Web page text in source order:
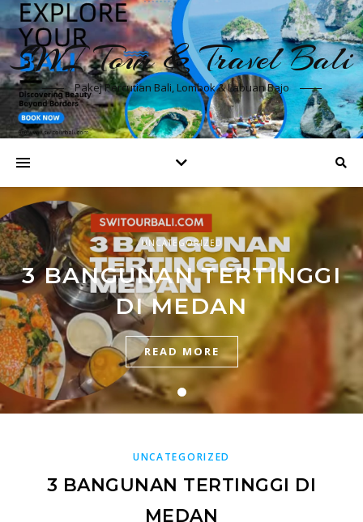
SWI Tour & Travel Bali
Pakej Percutian Bali, Lombok & Labuan Bajo
UNCATEGORIZED
3 BANGUNAN TERTINGGI
DI MEDAN
READ MORE
UNCATEGORIZED
3 BANGUNAN TERTINGGI DI
MEDAN